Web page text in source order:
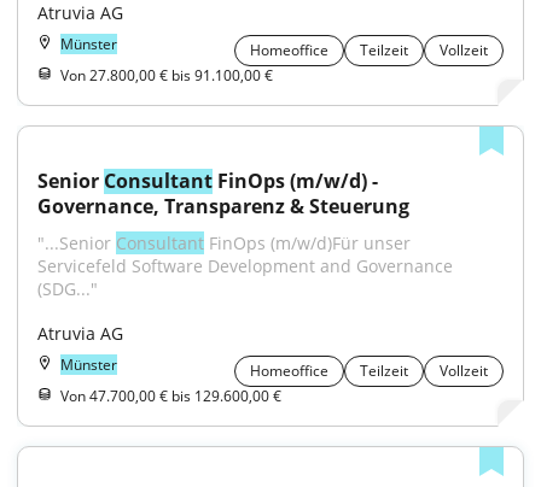
Atruvia AG
Münster Homeoffice Teilzeit
Vollzeit
Von 27.800,00 € bis 91.100,00 €
Senior Consultant FinOps (m/w/d) -
Governance, Transparenz & Steuerung
"...Senior Consultant FinOps (m/w/d)Für unser
Servicefeld Software Development and Governance
(SDG..."
Atruvia AG
Münster Homeoffice Teilzeit
Vollzeit
Von 47.700,00 € bis 129.600,00 €